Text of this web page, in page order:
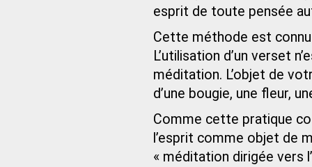
esprit de toute pensée
Cette méthode est
L’utilisation d’un verset
méditation. L’objet de
d’une bougie, une fleur,
Comme cette pratique
l’esprit comme objet de
« méditation dirigée vers